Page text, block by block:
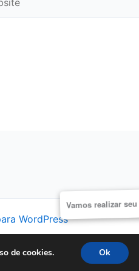
WordPress
de cookies. Ok
Vamos realizar seu